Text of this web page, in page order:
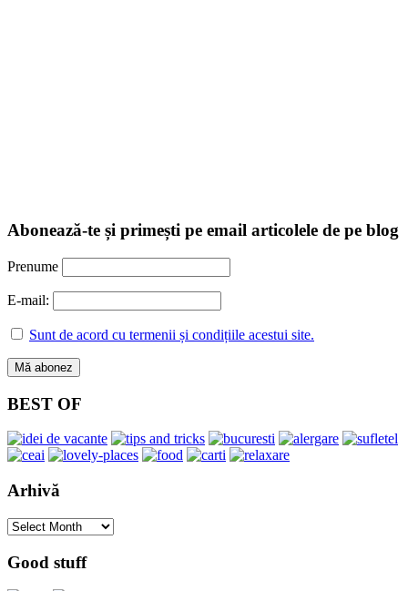
Abonează-te și primești pe email articolele de pe blog
Prenume
E-mail:
Sunt de acord cu termenii și condițiile acestui site.
BEST OF
Arhivă
Arhivă
Good stuff